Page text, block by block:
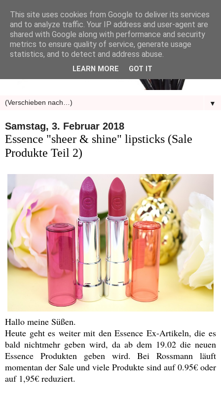
▼
Samstag, 3. Februar 2018
Essence "sheer & shine" lipsticks (Sale
Produkte Teil 2)
Hallo meine Süßen.
Heute geht es weiter mit den Essence Ex-Artikeln, die es
bald nichtmehr geben wird, da ab dem 19.02 die neuen
Essence Produkten geben wird. Bei Rossmann läuft
momentan der Sale und viele Produkte sind auf 0.95€ oder
auf 1,95€ reduziert.
This site uses cookies from Google to deliver its services
and to analyze traffic. Your IP address and user-agent are
shared with Google along with performance and security
metrics to ensure quality of service, generate usage
statistics, and to detect and address abuse.
LEARN MORE GOT IT